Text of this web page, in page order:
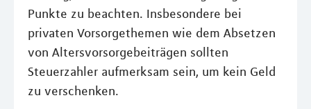
Punkte zu beachten. Insbesondere bei
privaten Vorsorgethemen wie dem Absetzen
von Altersvorsorgebeiträgen sollten
Steuerzahler aufmerksam sein, um kein Geld
zu verschenken.